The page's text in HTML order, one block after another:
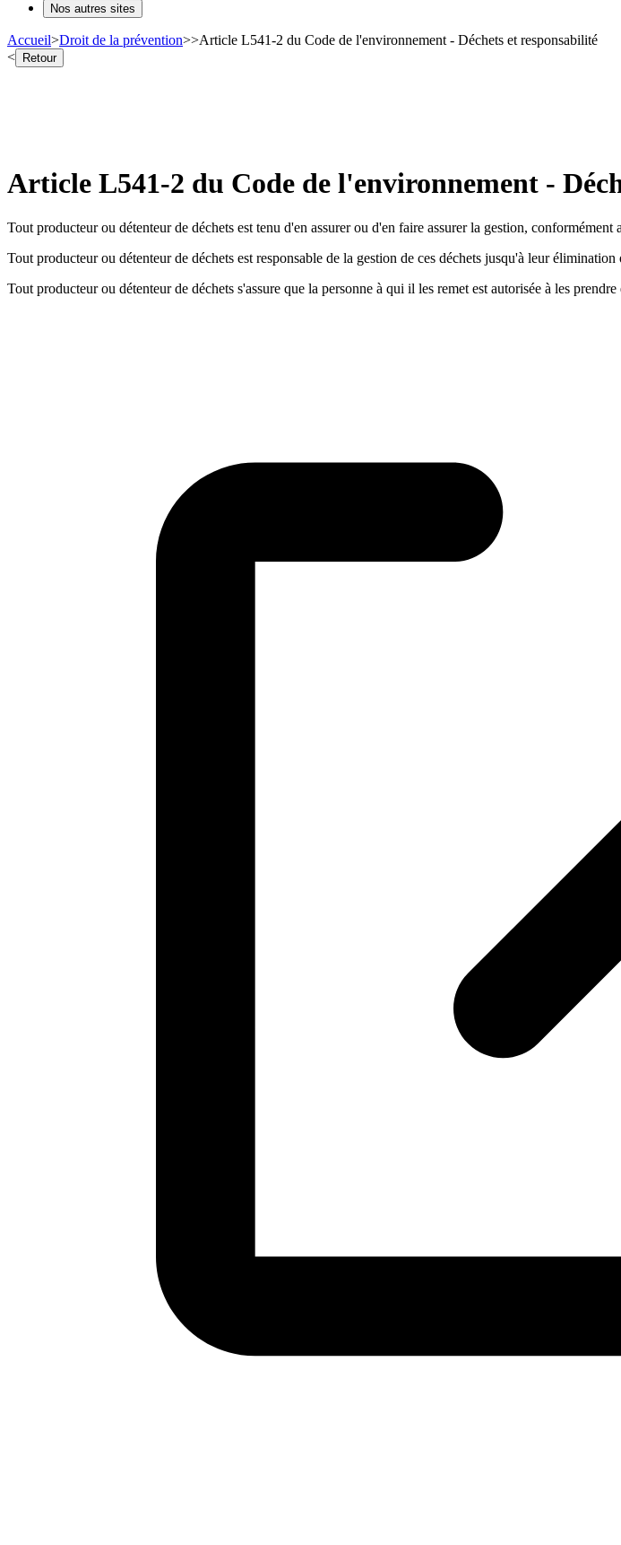
Nos autres sites
Accueil>Droit de la prévention>>Article L541-2 du Code de l'environnement - Déchets et responsabilité
< Retour
Article L541-2 du Code de l'environnement -
Tout producteur ou détenteur de déchets est tenu d'en assurer ou d'en faire assurer la gestion,
Tout producteur ou détenteur de déchets est responsable de la gestion de ces déchets jusqu'à leur
Tout producteur ou détenteur de déchets s'assure que la personne à qui il les remet est autorisée à les prendre